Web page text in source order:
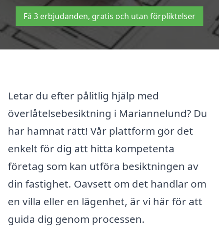
Få 3 erbjudanden, gratis och utan förpliktelser
Letar du efter pålitlig hjälp med
överlåtelsebesiktning i Mariannelund? Du
har hamnat rätt! Vår plattform gör det
enkelt för dig att hitta kompetenta
företag som kan utföra besiktningen av
din fastighet. Oavsett om det handlar om
en villa eller en lägenhet, är vi här för att
guida dig genom processen.